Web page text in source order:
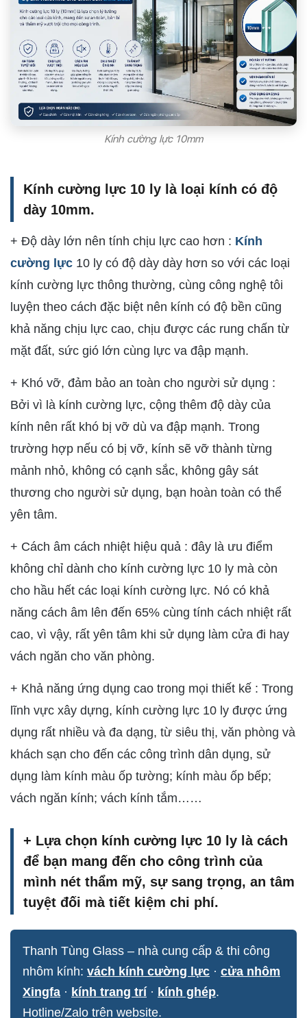
Kính cường lực 10mm
Kính cường lực 10 ly là loại kính có độ
dày 10mm.
+ Độ dày lớn nên tính chịu lực cao hơn : Kính
cường lực 10 ly có độ dày dày hơn so với các loại
kính cường lực thông thường, cùng công nghệ tôi
luyện theo cách đặc biệt nên kính có độ bền cũng
khả năng chịu lực cao, chịu được các rung chấn từ
mặt đất, sức gió lớn cùng lực va đập mạnh.
+ Khó vỡ, đảm bảo an toàn cho người sử dụng :
Bởi vì là kính cường lực, cộng thêm độ dày của
kính nên rất khó bị vỡ dù va đập mạnh. Trong
trường hợp nếu có bị vỡ, kính sẽ vỡ thành từng
mảnh nhỏ, không có cạnh sắc, không gây sát
thương cho người sử dụng, bạn hoàn toàn có thể
yên tâm.
+ Cách âm cách nhiệt hiệu quả : đây là ưu điểm
không chỉ dành cho kính cường lực 10 ly mà còn
cho hầu hết các loại kính cường lực. Nó có khả
năng cách âm lên đến 65% cùng tính cách nhiệt rất
cao, vì vậy, rất yên tâm khi sử dụng làm cửa đi hay
vách ngăn cho văn phòng.
+ Khả năng ứng dụng cao trong mọi thiết kế : Trong
lĩnh vực xây dựng, kính cường lực 10 ly được ứng
dụng rất nhiều và đa dạng, từ siêu thị, văn phòng và
khách sạn cho đến các công trình dân dụng, sử
dụng làm kính màu ốp tường; kính màu ốp bếp;
vách ngăn kính; vách kính tắm……
+ Lựa chọn kính cường lực 10 ly là cách
để bạn mang đến cho công trình của
mình nét thẩm mỹ, sự sang trọng, an tâm
tuyệt đối mà tiết kiệm chi phí.
Thanh Tùng Glass – nhà cung cấp & thi công
nhôm kính: vách kính cường lực · cửa nhôm
Xingfa · kính trang trí· kính ghép.
Hotline/Zalo trên website.